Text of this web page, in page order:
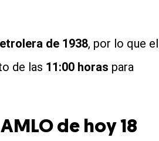
de 1938, por lo que el
de las 11:00 horas para
de hoy 18